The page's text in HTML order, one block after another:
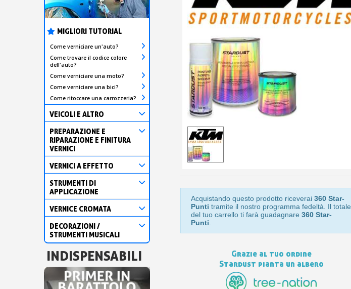
MIGLIORI TUTORIAL
Come verniciare un'auto?
Come trovare il codice colore
dell'auto?
Come verniciare una moto?
Come verniciare una bici?
Come ritoccare una carrozzeria?
VEICOLI E ALTRO
PREPARAZIONE E
RIPARAZIONE E FINITURA
VERNICI
VERNICI A EFFETTO
STRUMENTI DI
APPLICAZIONE
VERNICE CROMATA
DECORAZIONI /
STRUMENTI MUSICALI
INDISPENSABILI
Acquistando questo prodotto riceverai 360 Star-
Punti tramite il nostro programma fedeltà. Il totale
del tuo carrello ti farà guadagnare 360 Star-
Punti.
Grazie al tuo ordine
Stardust pianta un albero